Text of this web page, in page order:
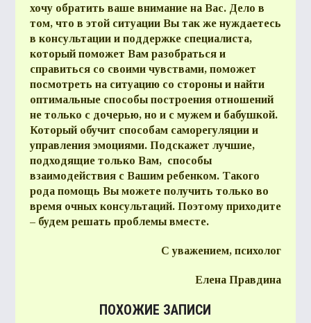
хочу обратить ваше внимание на Вас. Дело в
том, что в этой ситуации Вы так же нуждаетесь
в консультации и поддержке специалиста,
который поможет Вам разобраться и
справиться со своими чувствами, поможет
посмотреть на ситуацию со стороны и найти
оптимальные способы построения отношений
не только с дочерью, но и с мужем и бабушкой.
Который обучит способам саморегуляции и
управления эмоциями. Подскажет лучшие,
подходящие только Вам, способы
взаимодействия с Вашим ребенком. Такого
рода помощь Вы можете получить только во
время очных консультаций. Поэтому приходите
– будем решать проблемы вместе.
С уважением, психолог
Елена Правдина
ПОХОЖИЕ ЗАПИСИ